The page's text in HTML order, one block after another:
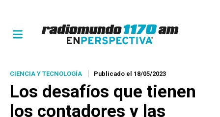
CIENCIA Y TECNOLOGÍA Publicado el 18/05/2023
Los desafíos que tienen
los contadores y las